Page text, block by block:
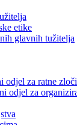
etike
glavnih tužitelja
odjel za ratne
odjel za